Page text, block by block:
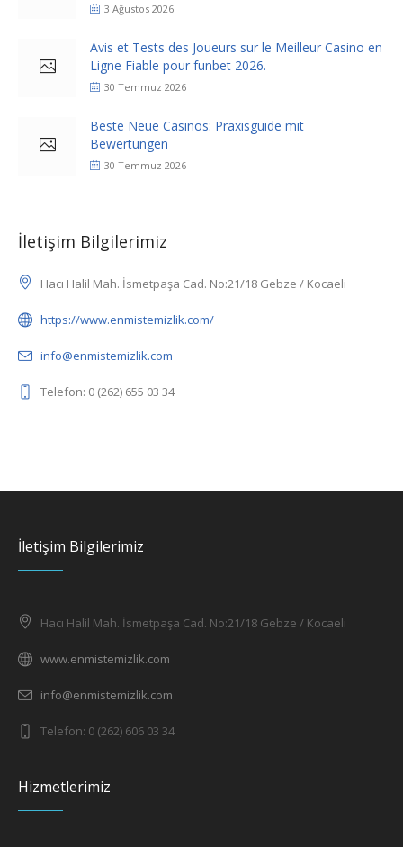
3 Ağustos 2026
Avis et Tests des Joueurs sur le Meilleur Casino en
Ligne Fiable pour funbet 2026.
30 Temmuz 2026
Beste Neue Casinos: Praxisguide mit
Bewertungen
30 Temmuz 2026
İletişim Bilgilerimiz
Hacı Halil Mah. İsmetpaşa Cad. No:21/18 Gebze / Kocaeli
https://www.enmistemizlik.com/
info@enmistemizlik.com
Telefon: 0 (262) 655 03 34
İletişim Bilgilerimiz
Hacı Halil Mah. İsmetpaşa Cad. No:21/18 Gebze / Kocaeli
www.enmistemizlik.com
info@enmistemizlik.com
Telefon: 0 (262) 606 03 34
Hizmetlerimiz